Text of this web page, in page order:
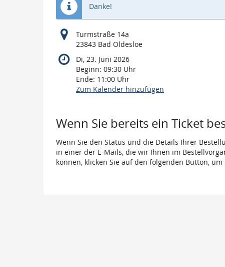
Danke!
Turmstraße 14a
23843 Bad Oldesloe
Di, 23. Juni 2026
Beginn: 09:30 Uhr
Ende: 11:00 Uhr
Zum Kalender hinzufügen
Wenn Sie bereits ein Ticket
Wenn Sie den Status und die Details Ihrer
in einer der E-Mails, die wir Ihnen im
können, klicken Sie auf den folgenden Button,